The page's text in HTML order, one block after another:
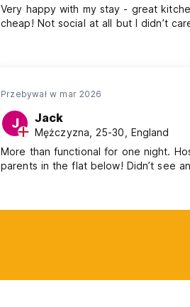
Very happy with my stay - great
cheap! Not social at all but I didn’t
Przebywał w mar 2026
J Jack
Mężczyzna, 25-30, England
More than functional for one night.
parents in the flat below! Didn’t see